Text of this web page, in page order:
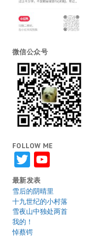
微信公众号
FOLLOW ME
TwitterYouTube
最新发表
雪后的阴晴里
十九世纪的小村落
雪夜山中独处两首
我的！
悼蔡锷